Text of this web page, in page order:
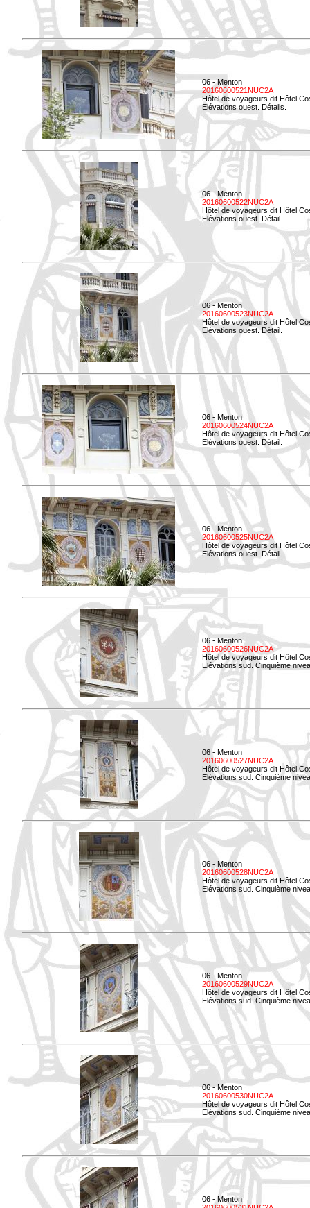
06 - Menton
20160600521NUC2A
Hôtel de voyageurs dit Hôtel
Elévations ouest. Détails.
06 - Menton
20160600522NUC2A
Hôtel de voyageurs dit Hôtel
Elévations ouest. Détail.
06 - Menton
20160600523NUC2A
Hôtel de voyageurs dit Hôtel
Elévations ouest. Détail.
06 - Menton
20160600524NUC2A
Hôtel de voyageurs dit Hôtel
Elévations ouest. Détail.
06 - Menton
20160600525NUC2A
Hôtel de voyageurs dit Hôtel
Elévations ouest. Détail.
06 - Menton
20160600526NUC2A
Hôtel de voyageurs dit Hôtel
Elévations sud. Cinquième
06 - Menton
20160600527NUC2A
Hôtel de voyageurs dit Hôtel
Elévations sud. Cinquième
06 - Menton
20160600528NUC2A
Hôtel de voyageurs dit Hôtel
Elévations sud. Cinquième
06 - Menton
20160600529NUC2A
Hôtel de voyageurs dit Hôtel
Elévations sud. Cinquième
06 - Menton
20160600530NUC2A
Hôtel de voyageurs dit Hôtel
Elévations sud. Cinquième
06 - Menton